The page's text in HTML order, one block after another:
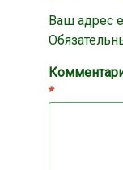
Ваш адрес
*